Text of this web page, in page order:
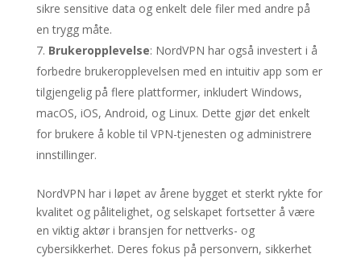
sikre sensitive data og enkelt dele filer med andre på
en trygg måte.
Brukeropplevelse: NordVPN har også investert i å
forbedre brukeropplevelsen med en intuitiv app som er
tilgjengelig på flere plattformer, inkludert Windows,
macOS, iOS, Android, og Linux. Dette gjør det enkelt
for brukere å koble til VPN-tjenesten og administrere
innstillinger.
NordVPN har i løpet av årene bygget et sterkt rykte for
kvalitet og pålitelighet, og selskapet fortsetter å være
en viktig aktør i bransjen for nettverks- og
cybersikkerhet. Deres fokus på personvern, sikkerhet